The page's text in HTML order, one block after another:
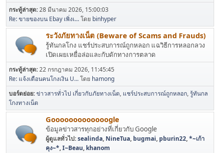
กระทู้ล่าสุด:28 มีนาคม 2026, 15:00:03
Re: ขายของบน Ebay เพิ่งเ...โดย binhyper
ระวังภัยทางเน็ต (Beware of Scams and Frauds)
รู้ทันกลโกง แชร์ประสบการณ์ถูกหลอก แฉวิธีการหลอกลวง
เปิดเผยเหยื่อล่อและกับดักทางการตลาด
กระทู้ล่าสุด:22 กรกฎาคม 2026, 11:45:45
Re: แจ้งเตือนคนโกงเงิน U...โดย hamong
บอร์ดย่อย ข่าวสารทั่วไป เกี่ยวกับภัยทางเน็ต แชร์ประสบการณ์ถูกหลอก รู้ทันกล
โกงทางเน็ต
Gooooooooooooogle
ข้อมูลข่าวสารทุกอย่างที่เกี่ยวกับ Google
ผู้ดูแลทั่วไป:sealinda, NineTua, bugmai, pburin22,*~เก้า
คุง~*,I~Beau, khanom